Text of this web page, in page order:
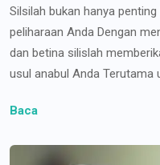
Silsilah bukan hanya
peliharaan Anda Dengan
dan betina silislah
usul anabul Anda Terutama
Baca